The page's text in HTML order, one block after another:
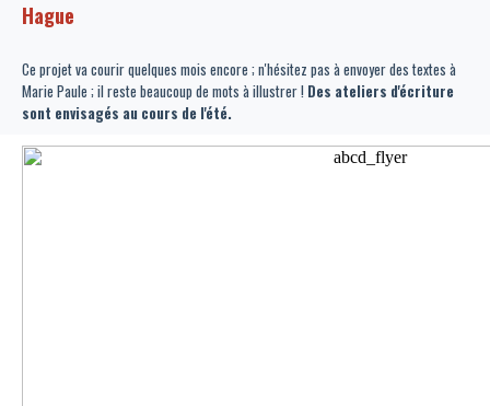
Hague
Ce projet va courir quelques mois encore ; n'hésitez pas à envoyer des textes à
Marie Paule ; il reste beaucoup de mots à illustrer ! Des ateliers d'écriture
sont envisagés au cours de l'été.